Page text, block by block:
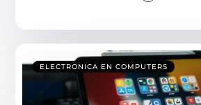
ELECTRONICA EN COMPUTERS